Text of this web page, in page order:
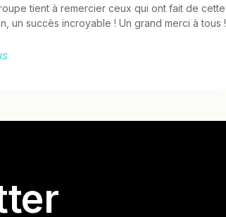
tient à remercier ceux qui ont fait de cette
un succès incroyable ! Un grand merci à tous !